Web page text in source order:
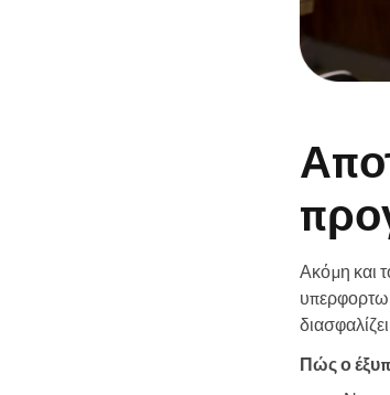
Ακόμη και
Πώς ο